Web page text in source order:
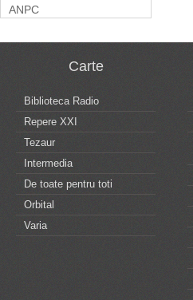
ANPC
Carte
Biblioteca Radio
Repere XXI
Tezaur
Intermedia
De toate pentru toti
Orbital
Varia